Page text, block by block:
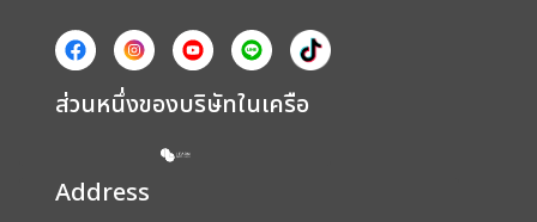
ส่วนหนึ่งของบริษัทในเครือ
Address